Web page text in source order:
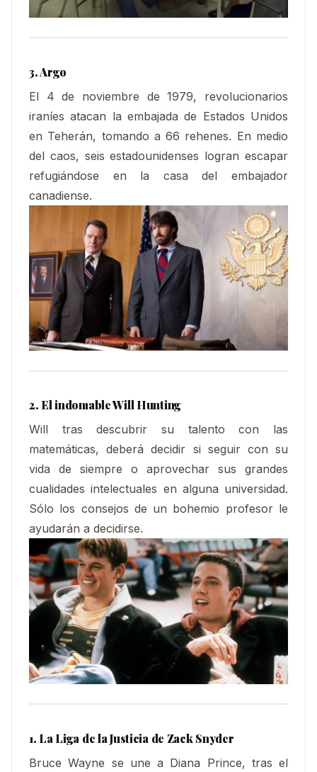
3. Argo
El 4 de noviembre de 1979, revolucionarios
iraníes atacan la embajada de Estados Unidos
en Teherán, tomando a 66 rehenes. En medio
del caos, seis estadounidenses logran escapar
refugiándose en la casa del embajador
canadiense.
2. El indomable Will Hunting
Will tras descubrir su talento con las
matemáticas, deberá decidir si seguir con su
vida de siempre o aprovechar sus grandes
cualidades intelectuales en alguna universidad.
Sólo los consejos de un bohemio profesor le
ayudarán a decidirse.
1. La Liga de la Justicia de Zack Snyder
Bruce Wayne se une a Diana Prince, tras el